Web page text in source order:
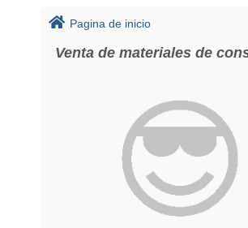
Pagina de inicio
Venta de materiales de